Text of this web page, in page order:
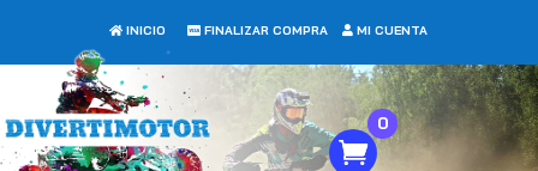
INICIO FINALIZAR COMPRA MI CUENTA
0